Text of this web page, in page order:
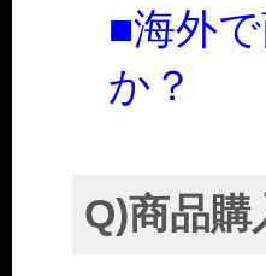
■海外
か？
Q)商品